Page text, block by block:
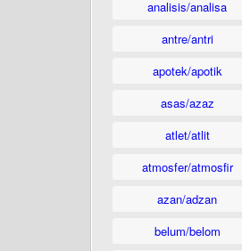
analisis/analisa
antre/antri
apotek/apotik
asas/azaz
atlet/atlit
atmosfer/atmosfir
azan/adzan
belum/belom